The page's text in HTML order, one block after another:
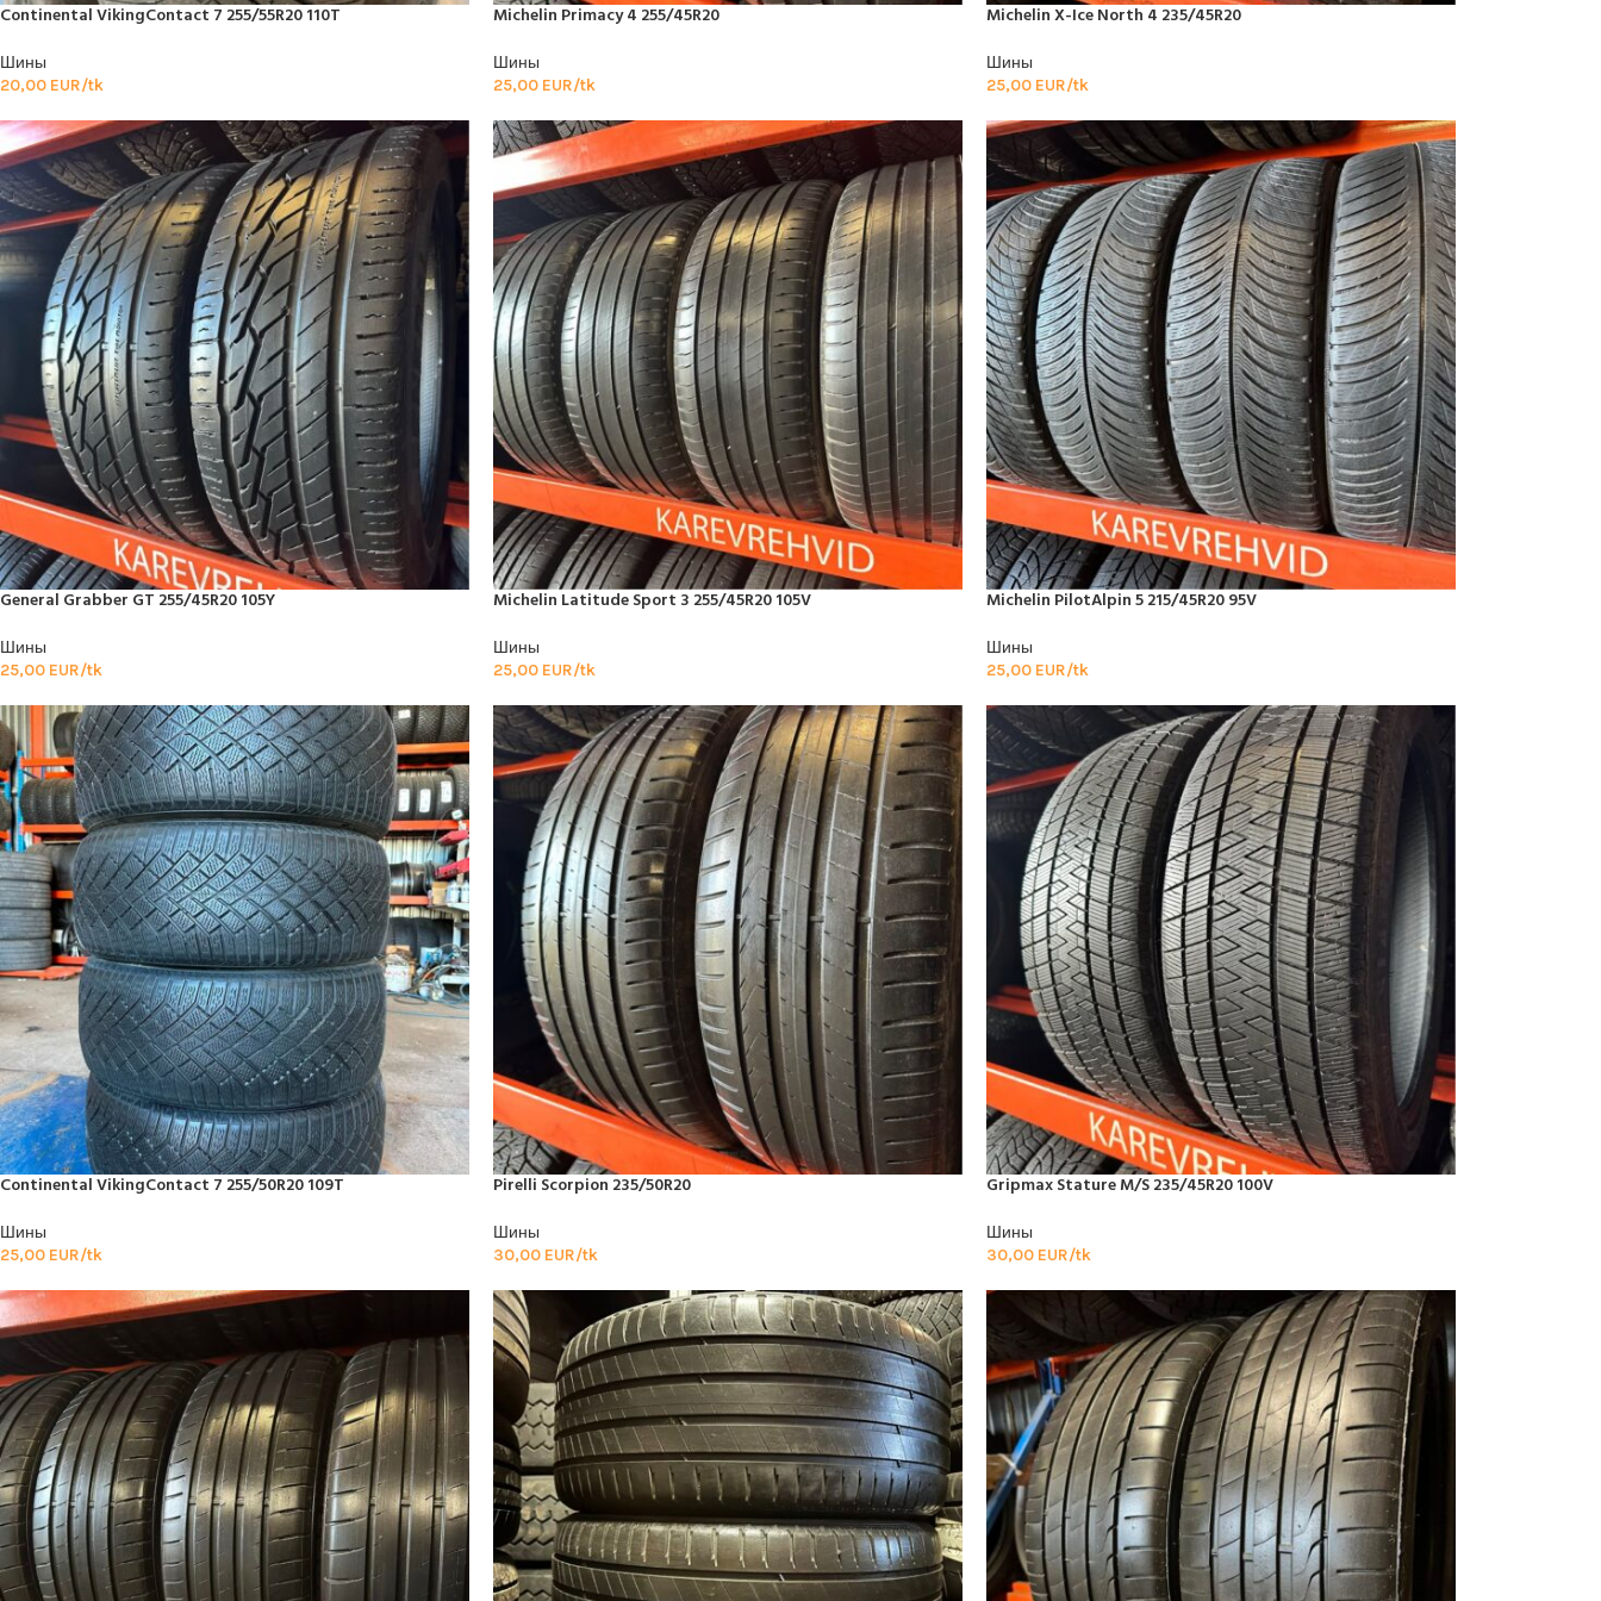
Continental VikingContact 7 255/55R20 110T
Шины
20,00 EUR/tk
Michelin Primacy 4 255/45R20
Шины
25,00 EUR/tk
Michelin X-Ice North 4 235/45R20
Шины
25,00 EUR/tk
General Grabber GT 255/45R20 105Y
Шины
25,00 EUR/tk
Michelin Latitude Sport 3 255/45R20 105V
Шины
25,00 EUR/tk
Michelin PilotAlpin 5 215/45R20 95V
Шины
25,00 EUR/tk
Continental VikingContact 7 255/50R20 109T
Шины
25,00 EUR/tk
Pirelli Scorpion 235/50R20
Шины
30,00 EUR/tk
Gripmax Stature M/S 235/45R20 100V
Шины
30,00 EUR/tk